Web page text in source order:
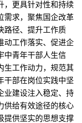
，更具针对性和持续
需求，聚焦国企改革
路径、提升工作质
动工作落实、促进企
中青年干部人生信
生工作动力，规范其
干部在岗位实践中坚
业建设注入稳定、持
供给有效途径的核心
提供坚实的思想支撑